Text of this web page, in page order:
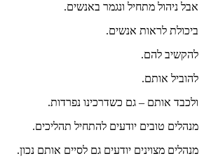
אבל ניהול מתחיל ונגמר באנשים.
ביכולת לראות אנשים.
להקשיב להם.
להוביל אותם.
ולכבד אותם – גם כשדרכינו נפרדות.
מנהלים טובים יודעים להתחיל תהליכים.
מנהלים מצוינים יודעים גם לסיים אותם נכון.